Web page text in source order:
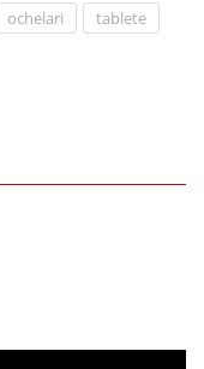
ochelari tablete